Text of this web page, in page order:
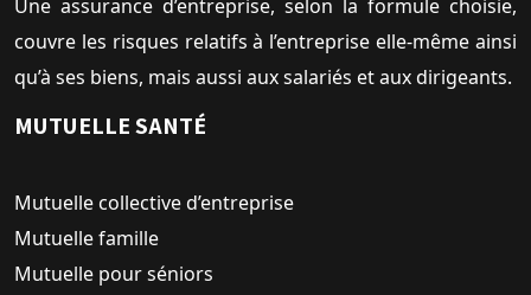
Une assurance d’entreprise, selon la formule choisie,
couvre les risques relatifs à l’entreprise elle-même ainsi
qu’à ses biens, mais aussi aux salariés et aux dirigeants.
MUTUELLE SANTÉ
Mutuelle collective d’entreprise
Mutuelle famille
Mutuelle pour séniors